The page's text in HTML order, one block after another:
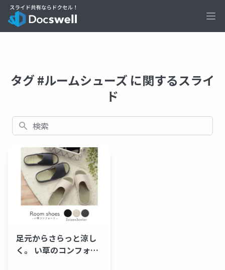
タグ #ルームシューズ に関するスライ
ド
検索
足元からさらっと涼し
く。 い草のコンフォー